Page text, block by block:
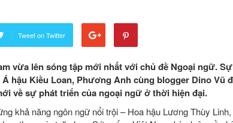
Tweet on Twitter
vừa lên sóng tập mới nhất với chủ đề Ngoại ngữ.
hậu Kiều Loan, Phương Anh cùng blogger Dino Vũ
về sự phát triển của ngoại ngữ ở thời hiện đại.
khả năng ngôn ngữ nổi trội – Hoa hậu Lương Thùy